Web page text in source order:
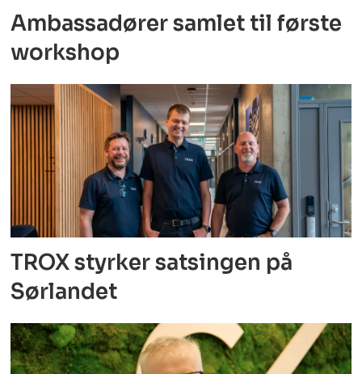
Ambassadører samlet til første
workshop
TROX styrker satsingen på
Sørlandet